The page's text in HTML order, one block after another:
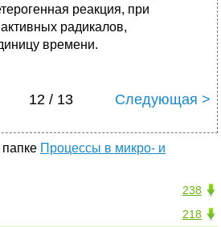
реакция, при
радикалов,
времени.
12 / 13 Следующая >
Процессы в микро- и
238
218